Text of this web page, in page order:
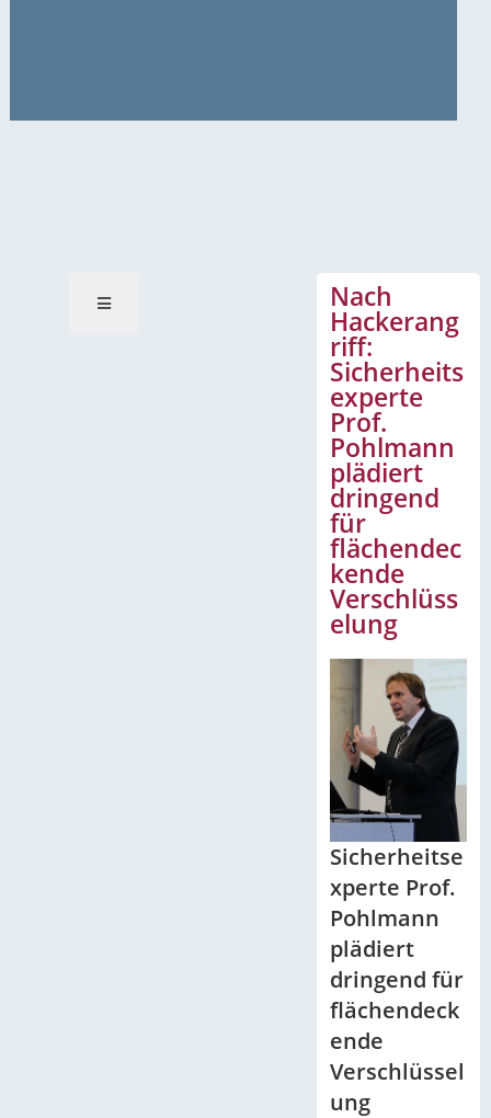
Nach
Hackerang
riff:
Sicherheits
experte
Prof.
Pohlmann
plädiert
dringend
für
flächendec
kende
Verschlüss
elung
Sicherheitse
xperte Prof.
Pohlmann
plädiert
dringend für
flächendeck
ende
Verschlüssel
ung